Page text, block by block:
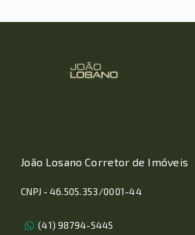
João Losano Corretor de Imóveis
CNPJ - 46.505.353/0001-44
(41) 98794-5445